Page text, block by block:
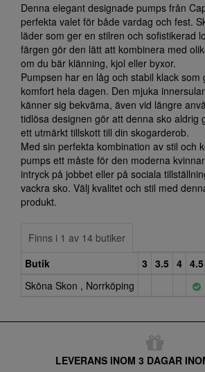
Denna elegant designade pumps från
perfekta valet för både vardag och fest.
läder som ger en stilren och sofistikerad
färgen gör den lätt att kombinera med
om du bär klänning, kjol eller byxor.
Pumpsen har en låg och stabil klack som
komfort hela dagen. Den mjuka
känner sig bekväma, även vid längre
tidlösa designen gör att denna sko aldrig
ett utmärkt tillskott till din skogarderob.
Med sin perfekta kombination av stil och
pumps ett måste för den moderna
intryck på jobbet eller på sociala
vackra sko. Välj kvalitet och stil med
produkt.
Finns i 1 av 14 butiker
Butik
3 3.5 4 4.5
Sköna Skon , Norrköping
LEVERANS INOM 3 DAGAR